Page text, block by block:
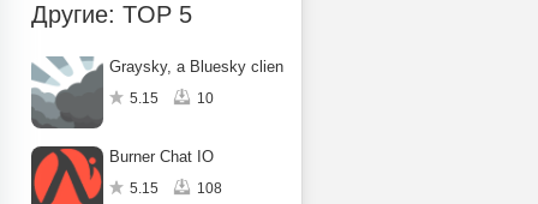
Другие: TOP 5
Graysky, a Bluesky client
5.15 10
Burner Chat IO
5.15 108